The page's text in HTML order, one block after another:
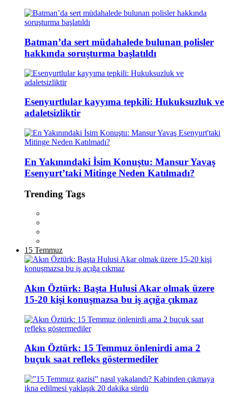
Batman’da sert müdahalede bulunan polisler
hakkında soruşturma başlatıldı
Esenyurtlular kayyıma tepkili: Hukuksuzluk ve
adaletsizliktir
En Yakınındaki İsim Konuştu: Mansur Yavaş
Esenyurt’taki Mitinge Neden Katılmadı?
Trending Tags
15 Temmuz
Akın Öztürk: Başta Hulusi Akar olmak üzere
15-20 kişi konuşmazsa bu iş açığa çıkmaz
Akın Öztürk: 15 Temmuz önlenirdi ama 2
buçuk saat refleks göstermediler